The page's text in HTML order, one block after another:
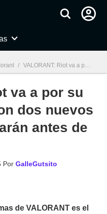
/ VALORANT: Riot va a por su gran objetivo con dos nuevos mapas que llegarán antes de lo esperado
va a por su
dos nuevos
antes de
Por GalleGutsito
de VALORANT es el